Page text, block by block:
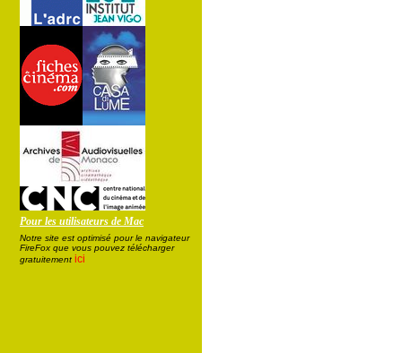
Pour les utilisateurs de Mac
Notre site est optimisé pour le navigateur
FireFox que vous pouvez télécharger
gratuitement ici